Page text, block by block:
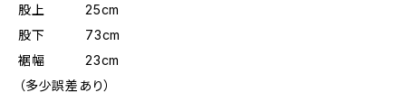
股上 25cm
股下 73cm
裾幅 23cm
（多少誤差あり）